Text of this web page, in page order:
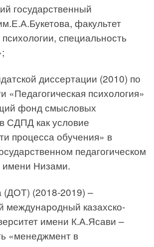
государственный
факультет
специальность
диссертации (2010) по
«Педагогическая психология»
фонд смысловых
СДПД как условие
процесса обучения» в
педагогическом
имени Низами.
(ДОТ) (2018-2019) –
международный казахско-
имени К.А.Ясави –
«менеджмент в